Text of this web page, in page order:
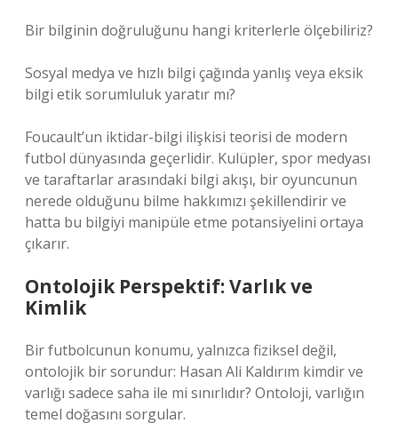
Bir bilginin doğruluğunu hangi kriterlerle ölçebiliriz?
Sosyal medya ve hızlı bilgi çağında yanlış veya eksik
bilgi etik sorumluluk yaratır mı?
Foucault’un iktidar-bilgi ilişkisi teorisi de modern
futbol dünyasında geçerlidir. Kulüpler, spor medyası
ve taraftarlar arasındaki bilgi akışı, bir oyuncunun
nerede olduğunu bilme hakkımızı şekillendirir ve
hatta bu bilgiyi manipüle etme potansiyelini ortaya
çıkarır.
Ontolojik Perspektif: Varlık ve
Kimlik
Bir futbolcunun konumu, yalnızca fiziksel değil,
ontolojik bir sorundur: Hasan Ali Kaldırım kimdir ve
varlığı sadece saha ile mi sınırlıdır? Ontoloji, varlığın
temel doğasını sorgular.